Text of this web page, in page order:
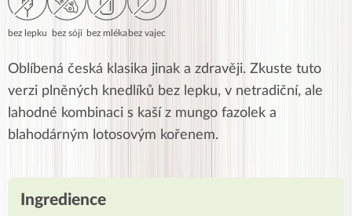
bez lepku bez sóji bez mléka bez vajec
Oblíbená česká klasika jinak a zdravěji. Zkuste tuto
verzi plněných knedlíků bez lepku, v netradiční, ale
lahodné kombinaci s kaší z mungo fazolek a
blahodárným lotosovým kořenem.
Ingredience